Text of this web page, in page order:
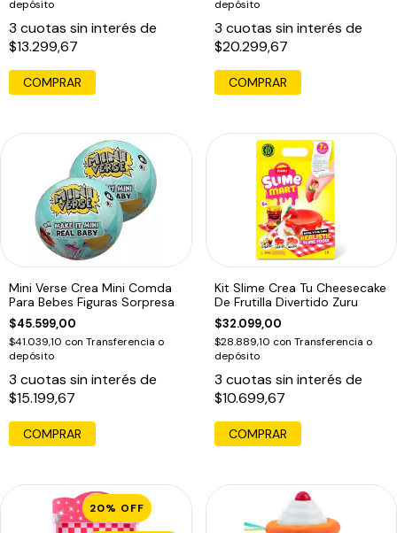
depósito
3 cuotas sin interés de
$13.299,67
depósito
3 cuotas sin interés de
$20.299,67
Mini Verse Crea Mini Comda
Para Bebes Figuras Sorpresa
$45.599,00
$41.039,10 con Transferencia o
depósito
3 cuotas sin interés de
$15.199,67
Kit Slime Crea Tu Cheesecake
De Frutilla Divertido Zuru
$32.099,00
$28.889,10 con Transferencia o
depósito
3 cuotas sin interés de
$10.699,67
20% OFF